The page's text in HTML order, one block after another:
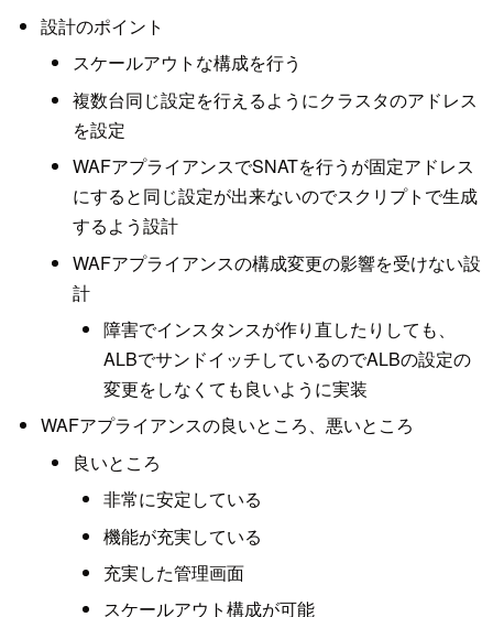
設計のポイント
スケールアウトな構成を行う
複数台同じ設定を行えるようにクラスタのアドレス
を設定
WAFアプライアンスでSNATを行うが固定アドレス
にすると同じ設定が出来ないのでスクリプトで生成
するよう設計
WAFアプライアンスの構成変更の影響を受けない設
計
障害でインスタンスが作り直したりしても、
ALBでサンドイッチしているのでALBの設定の
変更をしなくても良いように実装
WAFアプライアンスの良いところ、悪いところ
良いところ
非常に安定している
機能が充実している
充実した管理画面
スケールアウト構成が可能